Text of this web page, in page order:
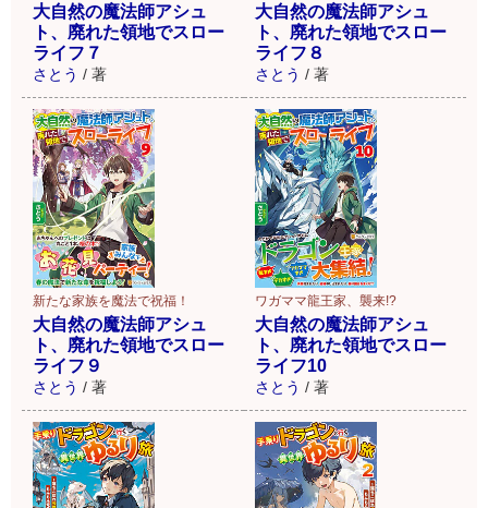
大自然の魔法師アシュ
ト、廃れた領地でスロー
ライフ７
さとう / 著
大自然の魔法師アシュ
ト、廃れた領地でスロー
ライフ８
さとう / 著
新たな家族を魔法で祝福！
大自然の魔法師アシュ
ト、廃れた領地でスロー
ライフ９
さとう / 著
ワガママ龍王家、襲来!?
大自然の魔法師アシュ
ト、廃れた領地でスロー
ライフ10
さとう / 著